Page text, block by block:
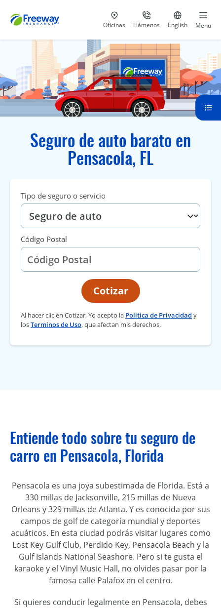
Visita nuestras
Oficinas Llámenos
al 800-441-5533
Ir al sitio
English Menu
Seguro de auto barato en
Pensacola, FL
Tipo de seguro o servicio
Código Postal
Cotizar
Al hacer clic en Cotizar, Yo acepto la Politica de Privacidad y
losTerminos de Uso, que afectan mis derechos.
Entiende todo sobre tu seguro de
carro en Pensacola, Florida
Pensacola es una joya subestimada de Florida. Está a
330 millas de Jacksonville, 215 millas de Nueva
Orleans y 329 millas de Atlanta. Y es conocida por sus
campos de golf de categoría mundial y deportes
acuáticos. En esta ciudad podrás visitar lugares como
Lost Key Gulf Club, Perdido Key, Pensacola Beach y la
Gulf Islands National Seashore. Pero si te gusta el
karaoke y el Vinyl Music Hall, no olvides pasar por la
famosa calle Palafox en el centro.
Si quieres conducir legalmente en Pensacola, debes